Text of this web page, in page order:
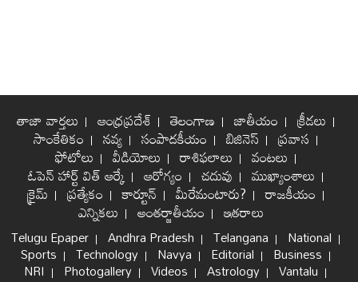
తాజా వార్తలు ఆంధ్రప్రదేశ్ తెలంగాణ జాతీయం క్రీడలు
సాంకేతికం నవ్య సంపాదకీయం బిజినెస్ ప్రవాస
ఫోటోలు వీడియోలు రాశిఫలాలు వంటలు
ఓపెన్ హార్ట్ విత్ ఆర్కే ఆరోగ్యం చదువు ముఖ్యాంశాలు
క్రైమ్ ప్రత్యేకం కార్టూన్ మీరేమంటారు? రాజకీయం
ఎన్నికలు అంతర్జాతీయం ఇతరాలు
Telugu Epaper Andhra Pradesh Telangana National
Sports Technology Navya Editorial Business
NRI Photogallery Videos Astrology Vantalu